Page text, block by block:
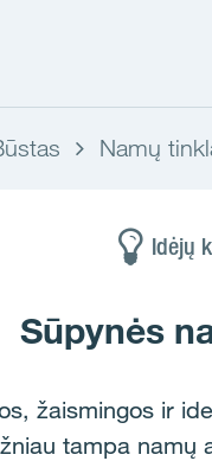
Namų
Idėjų
Sūpynės
žaismingos ir
tampa namų